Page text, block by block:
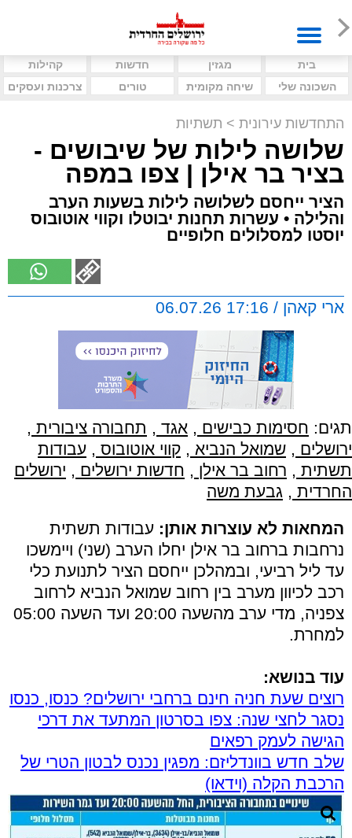
בית מגזין חדשות
קהילות
השכונה שלי
שיחה מקומית טורים צרכנות ועסקים
התחדשות עירונית > תשתיות
שלושה לילות של שיבושים -
בציר בר אילן | צפו במפה
הציר ייחסם לשלושה לילות בשעות הערב
והלילה • עשרות תחנות יבוטלו וקווי אוטובוס
יוסטו למסלולים חלופיים
ארי קאהן / 17:16 06.07.26
תגים: חסימות כבישים , אגד , תחבורה ציבורית ,
ירושלים , שמואל הנביא , קווי אוטובוס , עבודות
תשתית , רחוב בר אילן , חדשות ירושלים , ירושלים
החרדית , גבעת משה
המחאות לא עוצרות אותן: עבודות תשתית
נרחבות ברחוב בר אילן יחלו הערב (שני) ויימשכו
עד ליל רביעי, ובמהלכן ייחסם הציר לתנועת כלי
רכב לכיוון מערב בין רחוב שמואל הנביא לרחוב
צפניה, מדי ערב מהשעה 20:00 ועד השעה 05:00
למחרת.
עוד בנושא:
רוצים שעת חניה חינם ברחבי ירושלים? כנסו, כנסו
נסגר לחצי שנה: צפו בסרטון המתעד את דרכי
הגישה לעמק רפאים
שלב חדש בוונדליזם: מפגין נכנס לבטון הטרי של
הרכבת הקלה (וידאו)